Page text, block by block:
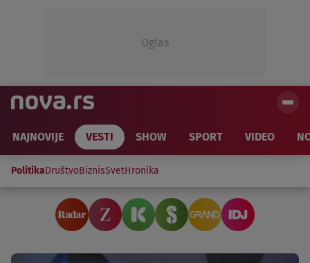
Oglas
NAJNOVIJE VESTI SHOW SPORT VIDEO
PolitikaDruštvoBiznisSvetHronika